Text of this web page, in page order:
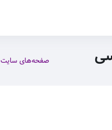
صفحه‌های سایت